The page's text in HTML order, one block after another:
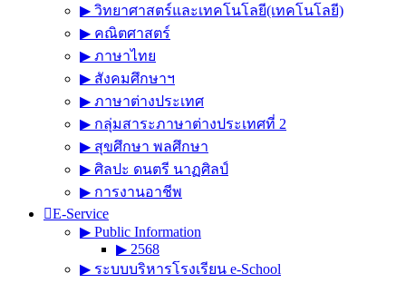
▶︎ วิทยาศาสตร์และเทคโนโลยี(เทคโนโลยี)
▶︎ คณิตศาสตร์
▶︎ ภาษาไทย
▶︎ สังคมศึกษาฯ
▶︎ ภาษาต่างประเทศ
▶︎ กลุ่มสาระภาษาต่างประเทศที่ 2
▶︎ สุขศึกษา พลศึกษา
▶︎ ศิลปะ ดนตรี นาฏศิลป์
▶︎ การงานอาชีพ
E-Service
▶︎ Public Information
▶︎ 2568
▶︎ ระบบบริหารโรงเรียน e-School